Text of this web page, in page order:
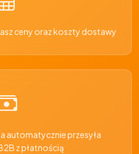
ceny oraz koszty dostawy
automatycznie przesyła
z płatnością